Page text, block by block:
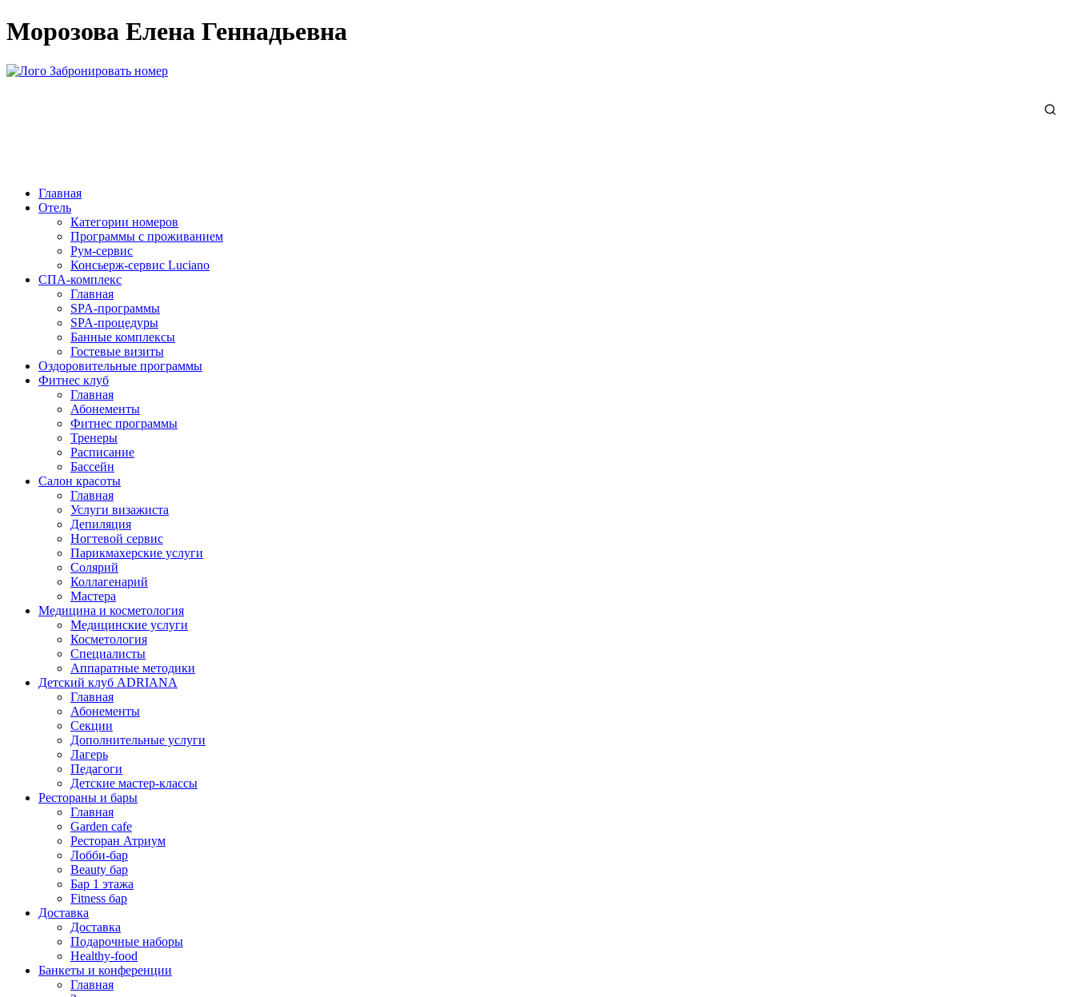
Морозова Елена Геннадьевна
Забронировать номер
Главная
Отель
Категории номеров
Программы с проживанием
Рум-сервис
Консьерж-сервис Luciano
СПА-комплекс
Главная
SPA-программы
SPA-процедуры
Банные комплексы
Гостевые визиты
Оздоровительные программы
Фитнес клуб
Главная
Абонементы
Фитнес программы
Тренеры
Расписание
Бассейн
Салон красоты
Главная
Услуги визажиста
Депиляция
Ногтевой сервис
Парикмахерские услуги
Солярий
Коллагенарий
Мастера
Медицина и косметология
Медицинские услуги
Косметология
Специалисты
Аппаратные методики
Детский клуб ADRIANA
Главная
Абонементы
Секции
Дополнительные услуги
Лагерь
Педагоги
Детские мастер-классы
Рестораны и бары
Главная
Garden cafe
Ресторан Атриум
Лобби-бар
Beauty бар
Бар 1 этажа
Fitness бар
Доставка
Доставка
Подарочные наборы
Healthy-food
Банкеты и конференции
Главная